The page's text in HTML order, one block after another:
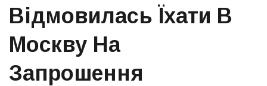
Відмовилась Їхати В
Москву На
Запрошення